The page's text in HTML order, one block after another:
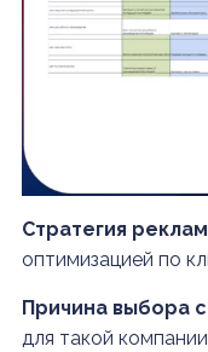
Стратегия
оптимизацией по
Причина выбора
для такой